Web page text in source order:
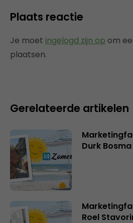
Plaats reactie
Je moet ingelogd zijn op om
plaatsen.
Gerelateerde artikelen
Durk Bosma
Roel